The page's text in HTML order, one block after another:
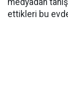
medyadan
ettikleri bu